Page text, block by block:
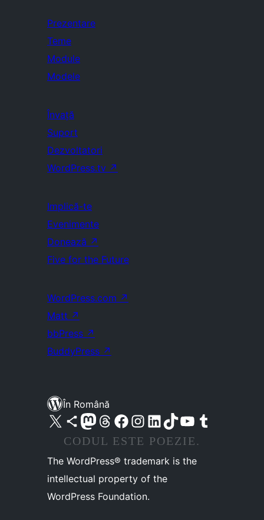
Prezentare
Teme
Module
Modele
Învață
Suport
Dezvoltatori
WordPress.tv ↗
Implică-te
Evenimente
Donează ↗
Five for the Future
WordPress.com ↗
Matt ↗
bbPress ↗
BuddyPress ↗
În Română
Mergi la contul nostru X (fost Twitter)
Vizitează contul nostru Bluesky
Vizitează contul nostru Mastodon
Vizitează contul nostru Threads
Vizitează pagina noastră Facebook
Vizitează-ne pe Instagram
Vizitează-ne pe LinkedIn
Vizitează contul nostru TikTok
Vizitează canalul nostru YouTube
Vizitează contul nostru Tumblr
CODUL ESTE POEZIE.
The WordPress® trademark is the
intellectual property of the
WordPress Foundation.